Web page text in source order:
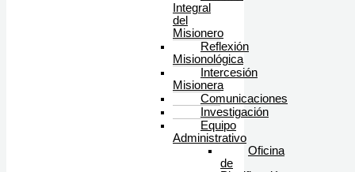
Integral
del
Misionero
Reflexión
Misionológica
Intercesión
Misionera
Comunicaciones
Investigación
Equipo
Administrativo
Oficina
de